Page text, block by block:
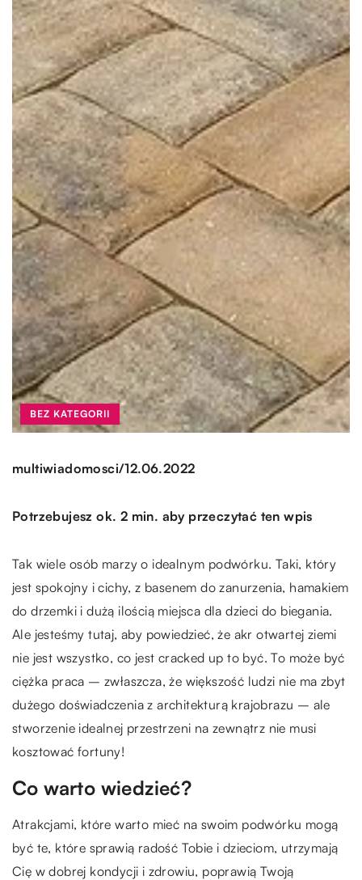
BEZ KATEGORII
multiwiadomosci/12.06.2022
Potrzebujesz ok. 2 min. aby przeczytać ten wpis
Tak wiele osób marzy o idealnym podwórku. Taki, który
jest spokojny i cichy, z basenem do zanurzenia, hamakiem
do drzemki i dużą ilością miejsca dla dzieci do biegania.
Ale jesteśmy tutaj, aby powiedzieć, że akr otwartej ziemi
nie jest wszystko, co jest cracked up to być. To może być
ciężka praca – zwłaszcza, że większość ludzi nie ma zbyt
dużego doświadczenia z architekturą krajobrazu – ale
stworzenie idealnej przestrzeni na zewnątrz nie musi
kosztować fortuny!
Co warto wiedzieć?
Atrakcjami, które warto mieć na swoim podwórku mogą
być te, które sprawią radość Tobie i dzieciom, utrzymają
Cię w dobrej kondycji i zdrowiu, poprawią Twoją